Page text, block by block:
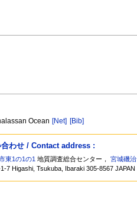
Ocean [Net] [Bib]
合わせ / Contact address :
東1の1の1 地質調査総合センター，宮城磯治
7 Higashi, Tsukuba, Ibaraki 305-8567 JAPAN